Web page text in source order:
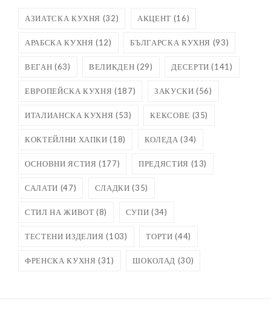
АЗИАТСКА КУХНЯ (32) АКЦЕНТ (16)
АРАБСКА КУХНЯ (12) БЪЛГАРСКА КУХНЯ (93)
ВЕГАН (63) ВЕЛИКДЕН (29) ДЕСЕРТИ (141)
ЕВРОПЕЙСКА КУХНЯ (187) ЗАКУСКИ (56)
ИТАЛИАНСКА КУХНЯ (53) КЕКСОВЕ (35)
КОКТЕЙЛНИ ХАПКИ (18) КОЛЕДА (34)
ОСНОВНИ ЯСТИЯ (177) ПРЕДЯСТИЯ (13)
САЛАТИ (47) СЛАДКИ (35)
СТИЛ НА ЖИВОТ (8) СУПИ (34)
ТЕСТЕНИ ИЗДЕЛИЯ (103) ТОРТИ (44)
ФРЕНСКА КУХНЯ (31) ШОКОЛАД (30)